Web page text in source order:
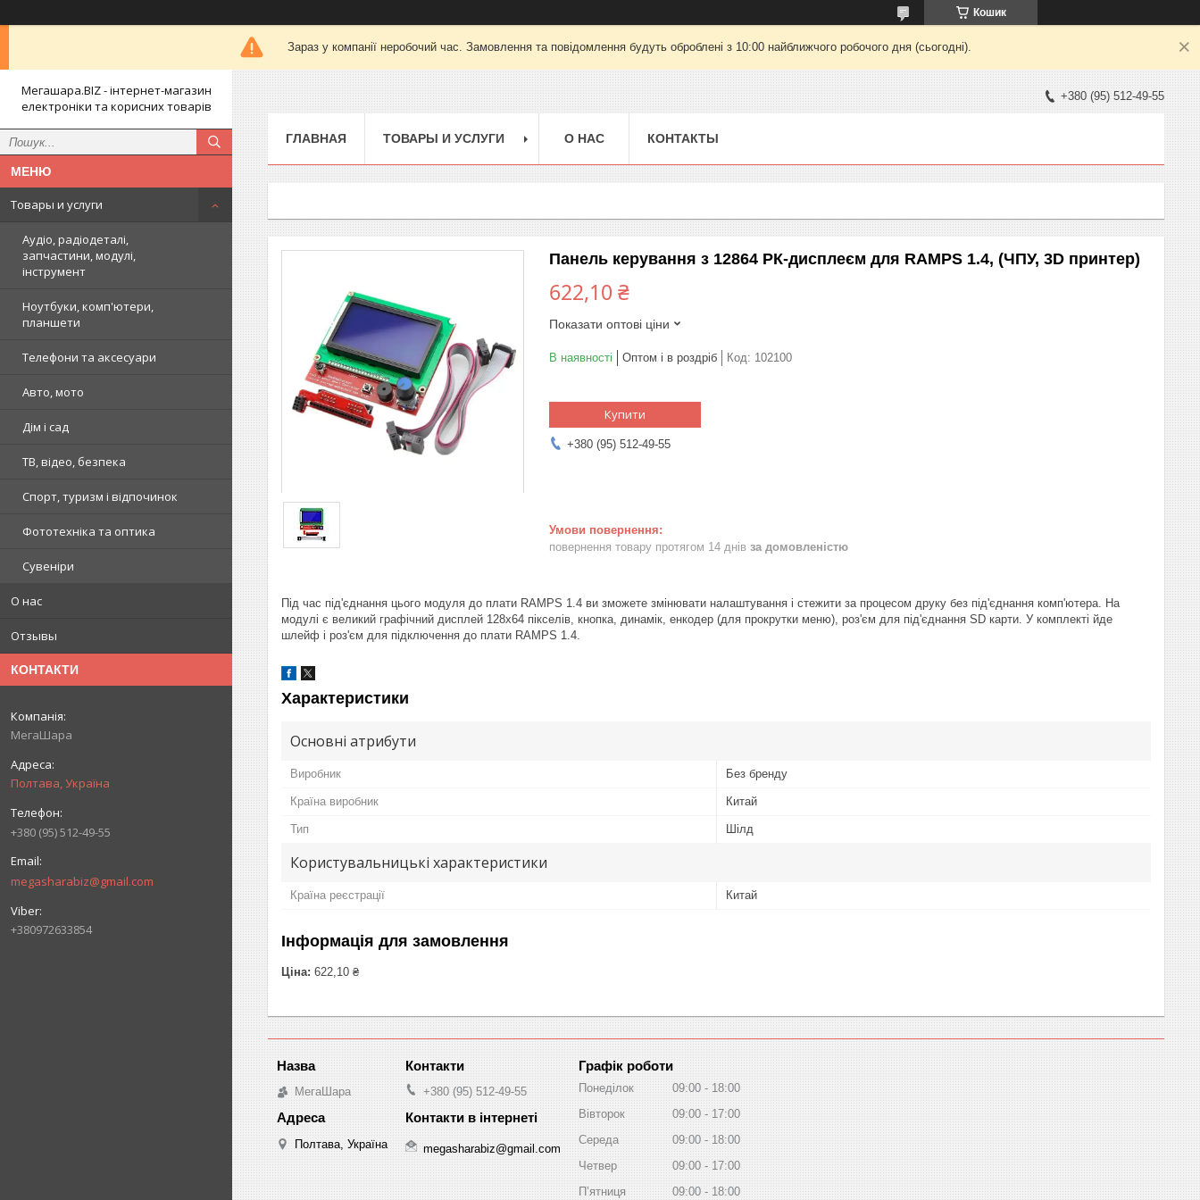
Кошик
Зараз у компанії неробочий час. Замовлення та повідомлення будуть оброблені з 10:00 найближчого робочого дня (сьогодні).
Мегашара.BIZ - інтернет-магазин
електроніки та корисних товарів
Товары и услуги
Аудіо, радіодеталі,
запчастини, модулі,
інструмент
Ноутбуки, комп'ютери,
планшети
Телефони та аксесуари
Авто, мото
Дім і сад
ТВ, відео, безпека
Спорт, туризм і відпочинок
Фототехніка та оптика
Сувеніри
О нас
Отзывы
КОНТАКТИ
МегаШара
Полтава, Україна
+380 (95) 512-49-55
megasharabiz@gmail.com
+380972633854
+380 (95) 512-49-55
ГЛАВНАЯ ТОВАРЫ И УСЛУГИ О НАС КОНТАКТЫ
Панель керування з 12864 РК-дисплеєм для RAMPS 1.4, (ЧПУ, 3D принтер)
622,10 ₴
Показати оптові ціни
В наявності Оптом і в роздріб Код: 102100
Купити
+380 (95) 512-49-55
повернення товару протягом 14 днів за домовленістю
Під час під'єднання цього модуля до плати RAMPS 1.4 ви зможете змінювати налаштування і стежити за процесом друку без під'єднання комп'ютера. На
модулі є великий графічний дисплей 128х64 пікселів, кнопка, динамік, енкодер (для прокрутки меню), роз'єм для під'єднання SD карти. У комплекті йде
шлейф і роз'єм для підключення до плати RAMPS 1.4.
Характеристики
Основні атрибути
Виробник Без бренду
Країна виробник Китай
Тип Шілд
Користувальницькі характеристики
Країна реєстрації Китай
Інформація для замовлення
Ціна: 622,10 ₴
МегаШара
Полтава, Україна
+380 (95) 512-49-55
megasharabiz@gmail.com
Графік роботи
Понеділок 09:00
18:00
Вівторок
09:00
17:00
Середа
09:00
18:00
Четвер
09:00
17:00
Пʼятниця
09:00 18:00